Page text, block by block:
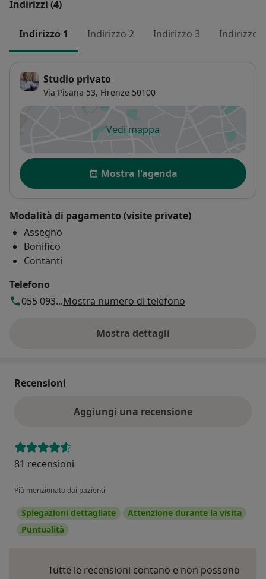
Indirizzi (4)
Indirizzo 1 Indirizzo 2 Indirizzo 3 Indirizzo 4
Studio privato
Via Pisana 53, Firenze 50100
Vedi mappasi apre in una nuova scheda
Disponibilità
Mostra l'agenda
Modalità di pagamento (visite private)
Assegno
Bonifico
Contanti
Telefono
055 093...Mostra numero di telefono
Mostra dettagli
sull'indirizzo
Recensioni
Aggiungi una recensione
81 recensioni
Più menzionato dai pazienti
Spiegazioni dettagliate
Attenzione durante la visita
Puntualità
Tutte le recensioni contano e non possono